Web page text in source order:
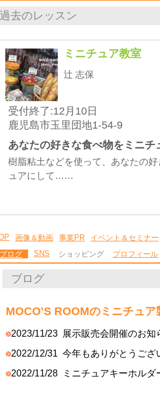
過去のレッスン
ミニチュア教室
辻 志保
受付終了:12月10日
鹿児島市玉里団地1-54-9
あなたの好きな食べ物をミニチ
樹脂粘土などを使って、あなたの
ュアにして……
画像＆動画 事業PR イベント＆セミナー
ブログ
SNS ショッピング プロフィール
ブログ
MOCO'S ROOMのミニチュア
2023/11/23 展示販売会開催のお知
2022/12/31 今年もありがとうござ
2022/11/28
ミニチュアキーホルダ